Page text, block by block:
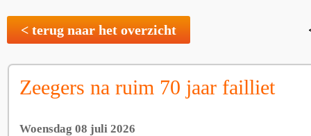
< terug naar het overzicht
Zeegers na ruim 70 jaar failliet
Woensdag 08 juli 2026